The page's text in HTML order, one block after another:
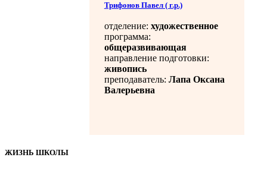
Трифонов Павел ( г.р.)
отделение: художественное
программа:
общеразвивающая
направление подготовки:
живопись
преподаватель: Лапа Оксана
Валерьевна
ЖИЗНЬ ШКОЛЫ